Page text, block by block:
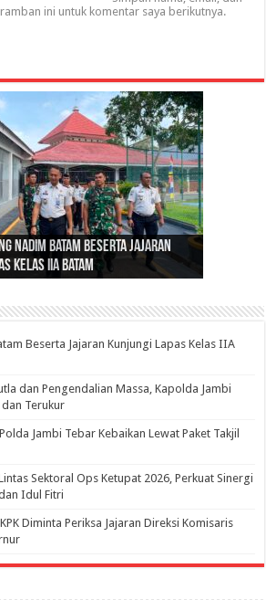
ini untuk komentar saya berikutnya.
Nadim Batam Beserta Jajaran
Kelas IIA Batam
Reses Komite I DPD RI di Polda
Penanganan Narkotika
Lomba Cerdas Cermat Sarana
Karakter Generasi
Dorong Koperasi Merah Putih
Agar Bisa Layani Masyarakat
yang Menggetarkan
Wangsa, Wanita Berkelas
Internasional
Beserta Jajaran Kunjungi Lapas Kelas IIA
dan Pengendalian Massa, Kapolda Jambi
dan Terukur
Jambi Tebar Kebaikan Lewat Paket Takjil
Sektoral Ops Ketupat 2026, Perkuat Sinergi
Idul Fitri
Diminta Periksa Jajaran Direksi Komisaris